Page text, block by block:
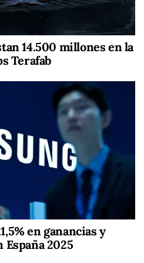
14.500 millones en la
Terafab
en ganancias y
España 2025